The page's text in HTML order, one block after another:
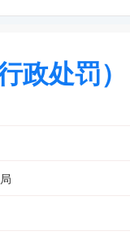
政处罚）